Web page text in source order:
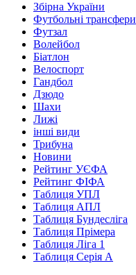
Збірна України
Футбольні трансфери
Футзал
Волейбол
Біатлон
Велоспорт
Гандбол
Дзюдо
Шахи
Лижі
інші види
Трибуна
Новини
Рейтинг УЄФА
Рейтинг ФІФА
Таблиця УПЛ
Таблиця АПЛ
Таблиця Бундесліга
Таблиця Прімера
Таблиця Ліга 1
Таблиця Серія А